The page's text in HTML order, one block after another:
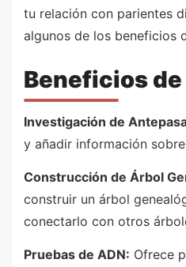
tu relación con parientes
algunos de los beneficios
Beneficios
Investigación de
y añadir información
Construcción de Árbol
construir un árbol
conectarlo con otros
Pruebas de ADN: Ofrece